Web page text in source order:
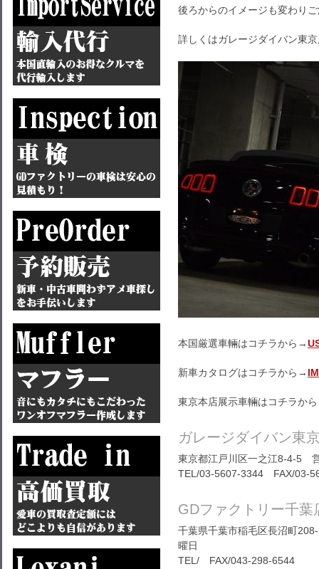
後ろからのイメージも変わり
詳しくはガレージダイバン東
本国厳選車輛はコチラから→
新車カタログはコチラから→
東京本店展示車輛はコチラか
ガレージダイバン東
東京都江戸川区一之江8-4-5
TEL/03-5607-3344 FAX/03-
GDファクトリー千葉
千葉県千葉市稲毛区長沼町
曜日
TEL/ FAX/043-298-6544